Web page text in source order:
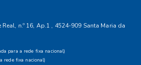
n.º 16, Ap.1 , 4524-909 Santa Maria da
para a rede fixa nacional)
rede fixa nacional)